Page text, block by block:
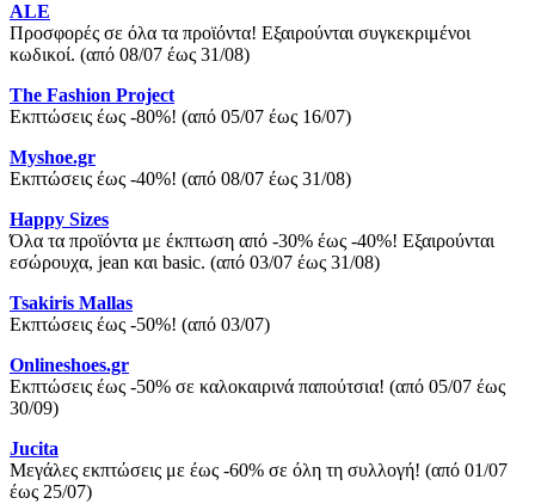
ALE
Προσφορές σε όλα τα προϊόντα! Εξαιρούνται συγκεκριμένοι
κωδικοί. (από 08/07 έως 31/08)
The Fashion Project
Εκπτώσεις έως -80%! (από 05/07 έως 16/07)
Myshoe.gr
Εκπτώσεις έως -40%! (από 08/07 έως 31/08)
Happy Sizes
Όλα τα προϊόντα με έκπτωση από -30% έως -40%! Εξαιρούνται
εσώρουχα, jean και basic. (από 03/07 έως 31/08)
Tsakiris Mallas
Εκπτώσεις έως -50%! (από 03/07)
Onlineshoes.gr
Εκπτώσεις έως -50% σε καλοκαιρινά παπούτσια! (από 05/07 έως
30/09)
Jucita
Μεγάλες εκπτώσεις με έως -60% σε όλη τη συλλογή! (από 01/07
έως 25/07)